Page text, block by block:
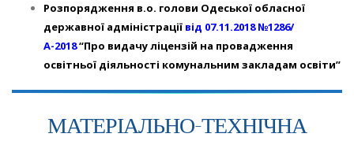
Розпорядження в.о. голови Одеської обласної
державної адміністрації від 07.11.2018 №1286/
А-2018“Про видачу ліцензій на провадження
освітньої діяльності комунальним закладам освіти”
МАТЕРІАЛЬНО-ТЕХНІЧНА